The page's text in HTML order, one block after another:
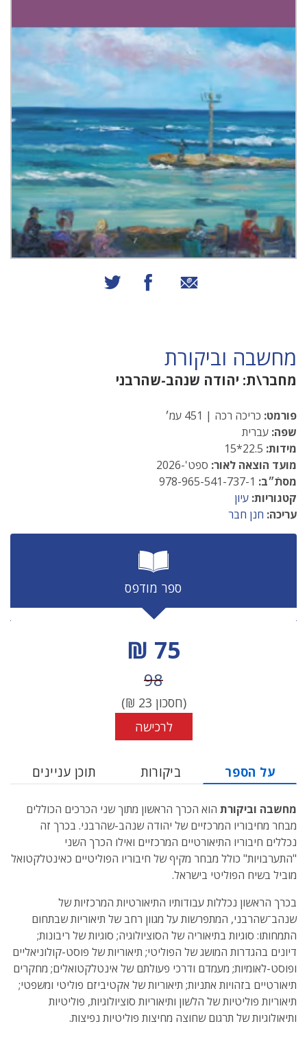
שיתוף באמצעות אימייל
שיתוף בפייסבוק
מחשבה וביקורת
מחבר\ת: יהודה שנהב-שהרבני
פורמט: כריכה רכה | 451 עמ׳
שפה: עברית
מידות:
מועד הוצאה לאור: ספט'-2026
מסתֿ״ב:
קטגוריות: עיון
עריכה: חנן חבר
ספר מודפס
מחיר הנחה
75 ₪
מחיר לפני הנחה
98
(חסכון 23
₪)
לרכישה
על הספר ביקורות תוכן עניינים
מחשבה וביקורת הוא הכרך הראשון מתוך שני הכרכים הכוללים
מבחר מחיבוריו המרכזיים של יהודה שנהב-שהרבני. בכרך זה
נכללים חיבוריו התיאורטיים המרכזיים ואילו הכרך השני
"התערבויות" כולל מבחר מקיף של חיבוריו הפוליטיים כאינטלקטואל
מוביל בשיח הפוליטי בישראל.
בכרך הראשון נכללות עבודותיו התיאורטיות המרכזיות של
שנהב־שהרבני, המתפרשות על מגוון רחב של תיאוריות שבתחום
התמחותו: סוגיות בתיאוריה של הסוציולוגיה; סוגיות של ריבונות;
דיונים בהגדרות המושג של הפוליטי; תיאוריות של פוסט-קולוניאליים
ופוסט-לאומיות; מעמדם ודרכי פעולתם של אינטלקטואלים; מחקרים
תיאורטיים בזהויות אתניות; תיאוריות של אקטיביזם פוליטי ומשפטי;
תיאוריות פוליטיות של הלשון ותיאוריות סוציולוגיות, פוליטיות
ותיאולוגיות של תרגום שחוצה מחיצות פוליטיות נפיצות.